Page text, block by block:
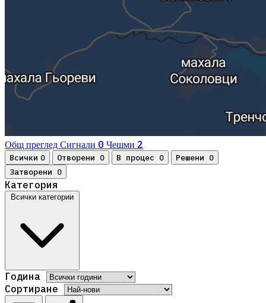
Общ преглед Сигнали 0 Чешми 2
Всички 0 Отворени 0 В процес 0 Решени 0
Затворени 0
Категория
Всички категории
Година
Сортиране